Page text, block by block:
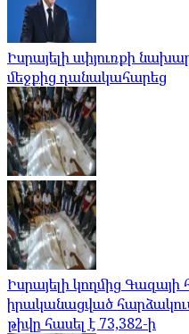
Իսրայելի սփյուռքի
մեջքից դանակահարեց
Իսրայելի կողմից
իրականացված
թիվը հասել է 73,382-ի